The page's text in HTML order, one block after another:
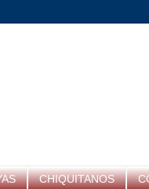
CHIQUITANOS